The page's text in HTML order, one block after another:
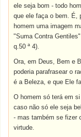
ele seja bom - todo
que ele faça o bem. É,
homem uma imagem
"Suma Contra
q.50 ª 4).
Ora, em Deus, Bem e
poderia parafrasear o
é a Beleza, e que Ele
O homem só terá em
caso não só ele seja
- mas também se fizer
virtude.